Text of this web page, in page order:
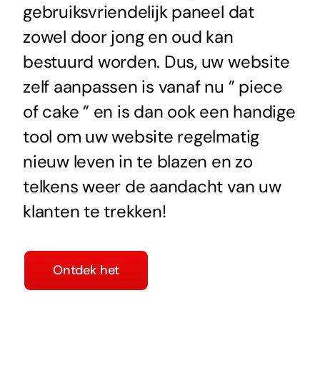
gebruiksvriendelijk paneel dat
zowel door jong en oud kan
bestuurd worden. Dus, uw website
zelf aanpassen is vanaf nu ” piece
of cake ” en is dan ook een handige
tool om uw website regelmatig
nieuw leven in te blazen en zo
telkens weer de aandacht van uw
klanten te trekken!
Ontdek het